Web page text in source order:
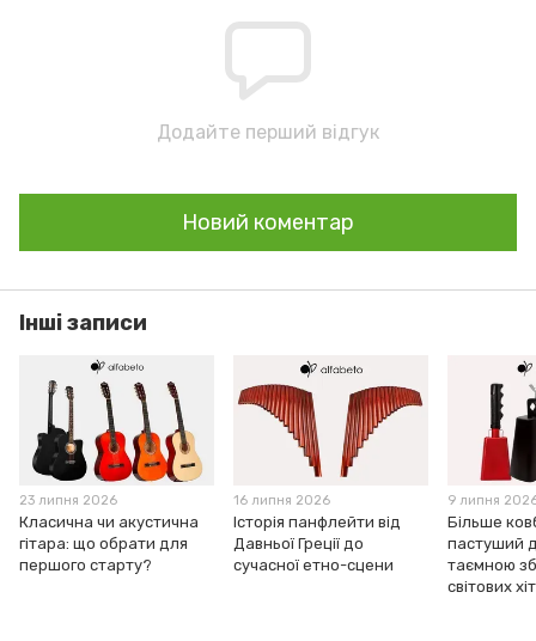
Додайте перший відгук
Новий коментар
Інші записи
23 липня 2026
Класична чи акустична
гітара: що обрати для
першого старту?
16 липня 2026
Історія панфлейти від
Давньої Греції до
сучасної етно-сцени
9 липня
Більше
пастуший
таємною
світових